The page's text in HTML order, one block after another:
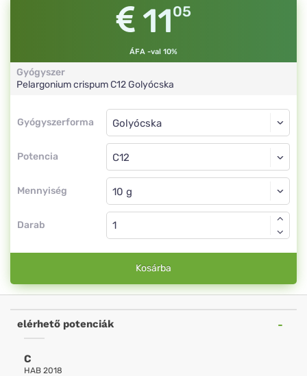
1105
ÁFA -val 10%
Gyógyszer
Pelargonium crispumC12Golyócska
Gyógyszerforma
Gyógyszerforma
Potencia
Golyócska
C12
Mennyiség
Golyócska
Darab
Kosárba
elérhető potenciák
C
HAB 2018